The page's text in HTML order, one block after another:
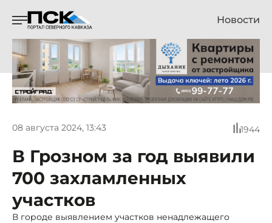
Новости
08 августа 2024, 13:43 1944
В Грозном за год выявили
700 захламленных
участков
В городе выявлением участков ненадлежащего